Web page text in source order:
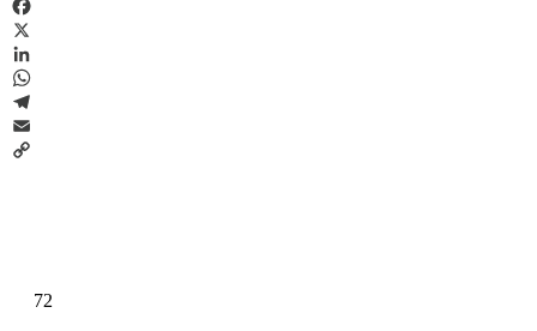
Facebook
X
LinkedIn
WhatsApp
Telegram
Email
72